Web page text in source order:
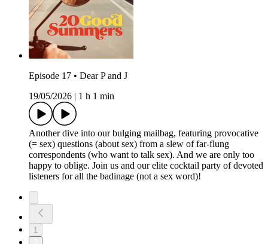
Episode 17 • Dear P and J
19/05/2026 | 1 h 1 min
Another dive into our bulging mailbag, featuring provocative
(= sex) questions (about sex) from a slew of far-flung
correspondents (who want to talk sex). And we are only too
happy to oblige. Join us and our elite cocktail party of devoted
listeners for all the badinage (not a sex word)!
1